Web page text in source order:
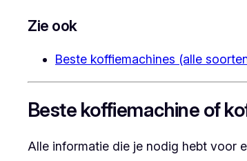
Zie ook
Beste koffiemachines (alle
Beste koffiemachine of
Alle informatie die je nodig hebt voor